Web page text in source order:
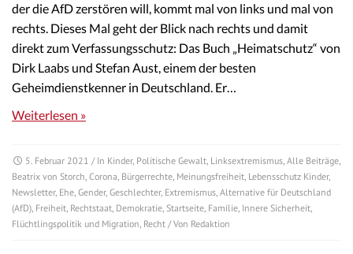
der die AfD zerstören will, kommt mal von links und mal von
rechts. Dieses Mal geht der Blick nach rechts und damit
direkt zum Verfassungsschutz: Das Buch „Heimatschutz“ von
Dirk Laabs und Stefan Aust, einem der besten
Geheimdienstkenner in Deutschland. Er…
Weiterlesen »
5. Februar 2021 / In Kinder, Politische Gewalt, Linksextremismus, Alle Beiträge,
Beatrix von Storch, Corona, Bürgerrechte, Meinungsfreiheit, Lebensschutz Kinder,
Newsletter, Ehe, Gender, Geschlechter, Extremismus, Alternative für Deutschland
(AfD), Freiheit, Rechtstaat, Demokratie, Startseite, Familie, Innere Sicherheit,
Flüchtlingspolitik und Migration, Recht / Von Redaktion